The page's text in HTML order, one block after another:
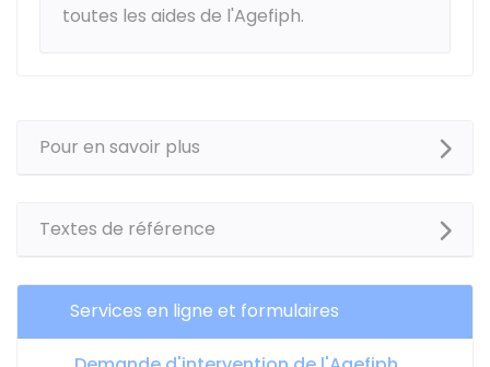
toutes les aides de l'Agefiph.
Pour en savoir plus
Textes de référence
Services en ligne et formulaires